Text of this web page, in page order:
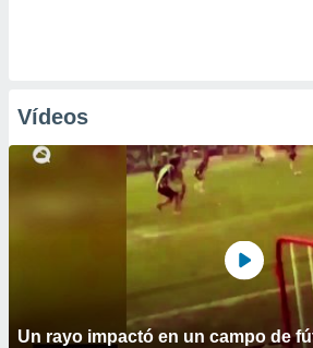
Vídeos
Un rayo impactó en un campo de